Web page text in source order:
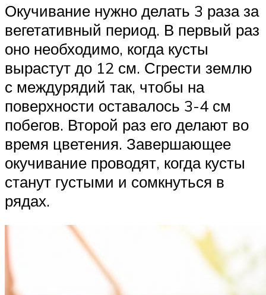
Окучивание нужно делать 3 раза за
вегетативный период. В первый раз
оно необходимо, когда кусты
вырастут до 12 см. Сгрести землю
с междурядий так, чтобы на
поверхности оставалось 3-4 см
побегов. Второй раз его делают во
время цветения. Завершающее
окучивание проводят, когда кусты
станут густыми и сомкнуться в
рядах.